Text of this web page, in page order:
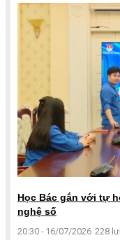
Học Bác gắn với tự
nghệ số
20:30 - 16/07/2026 228